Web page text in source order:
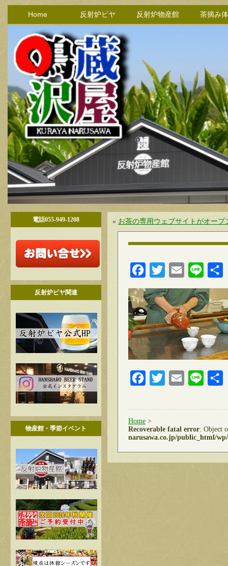
Home 反射炉ビヤ 反射炉物産館 茶摘み
電話055-949-1208
反射炉ビヤ関連
物産館・季節イベント
« お茶の専用ウェブサイトがオープ
FacebookTwitter Email Line
FacebookTwitter Email Line
Home >
Recoverable fatal error: Object
narusawa.co.jp/public_html/